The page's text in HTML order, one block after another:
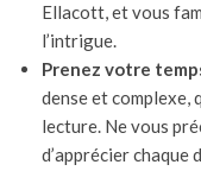
Ellacott, et vous
l’intrigue.
Prenez votre
dense et complexe,
lecture. Ne vous
d’apprécier chaque